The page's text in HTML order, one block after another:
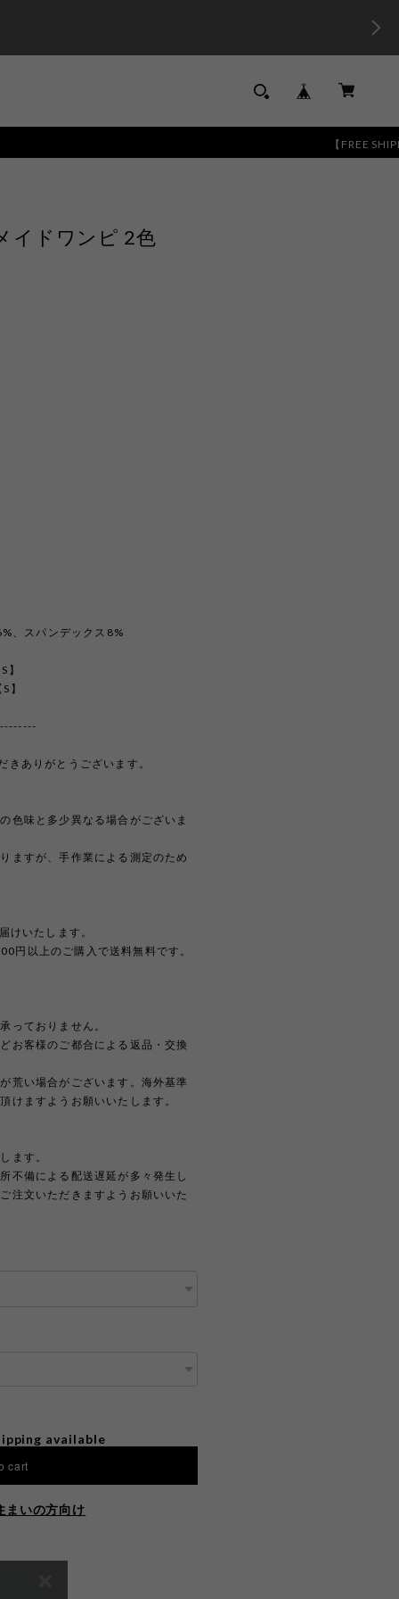
【FREE SHIPPING】
イドワンピ 2色
、スパンデックス8%
ありがとうございます。
色味と多少異なる場合がございま
ますが、手作業による測定のため
けいたします。
円以上のご購入で送料無料です。
っておりません。
お客様のご都合による返品・交換
荒い場合がございます。海外基準
けますようお願いいたします。
ます。
不備による配送遅延が多々発生し
注文いただきますようお願いいた
available
cart
まいの方向け